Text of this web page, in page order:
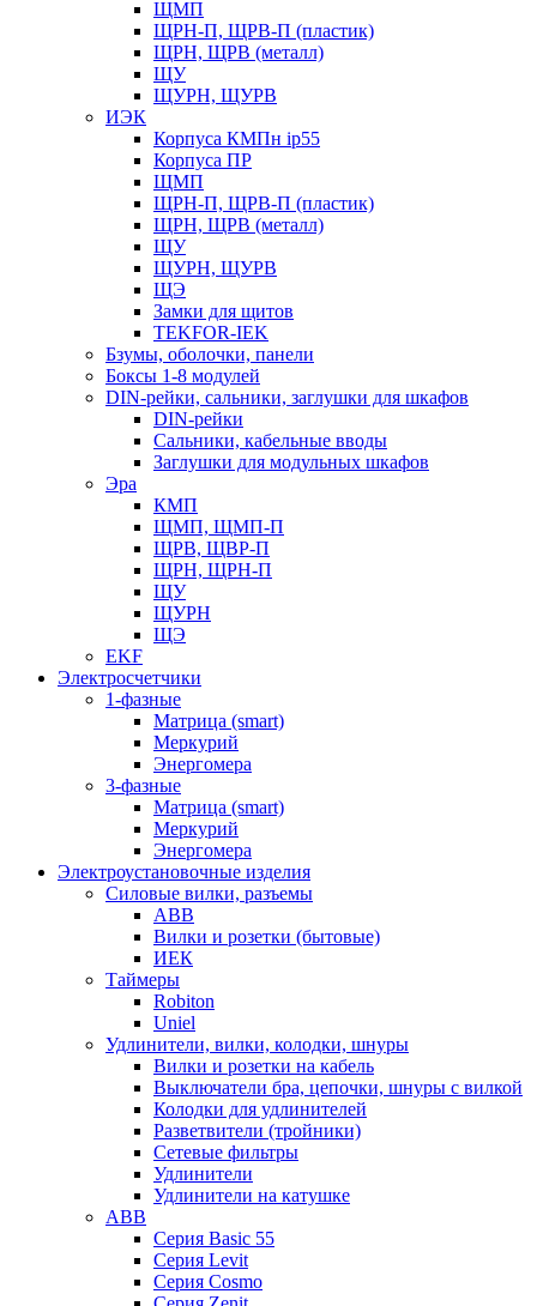
ЩМП
ЩРН-П, ЩРВ-П (пластик)
ЩРН, ЩРВ (металл)
ЩУ
ЩУРН, ЩУРВ
ИЭК
Корпуса КМПн ip55
Корпуса ПР
ЩМП
ЩРН-П, ЩРВ-П (пластик)
ЩРН, ЩРВ (металл)
ЩУ
ЩУРН, ЩУРВ
ЩЭ
Замки для щитов
TEKFOR-IEK
Бзумы, оболочки, панели
Боксы 1-8 модулей
DIN-рейки, сальники, заглушки для шкафов
DIN-рейки
Сальники, кабельные вводы
Заглушки для модульных шкафов
Эра
КМП
ЩМП, ЩМП-П
ЩРВ, ЩВР-П
ЩРН, ЩРН-П
ЩУ
ЩУРН
ЩЭ
EKF
Электросчетчики
1-фазные
Матрица (smart)
Меркурий
Энергомера
3-фазные
Матрица (smart)
Меркурий
Энергомера
Электроустановочные изделия
Силовые вилки, разъемы
ABB
Вилки и розетки (бытовые)
ИЕК
Таймеры
Robiton
Uniel
Удлинители, вилки, колодки, шнуры
Вилки и розетки на кабель
Выключатели бра, цепочки, шнуры с вилкой
Колодки для удлинителей
Разветвители (тройники)
Сетевые фильтры
Удлинители
Удлинители на катушке
ABB
Серия Basic 55
Серия Levit
Серия Cosmo